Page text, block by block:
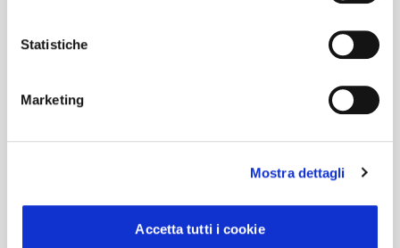
Statistiche
Marketing
Mostra dettagli
Accetta tutti i cookie